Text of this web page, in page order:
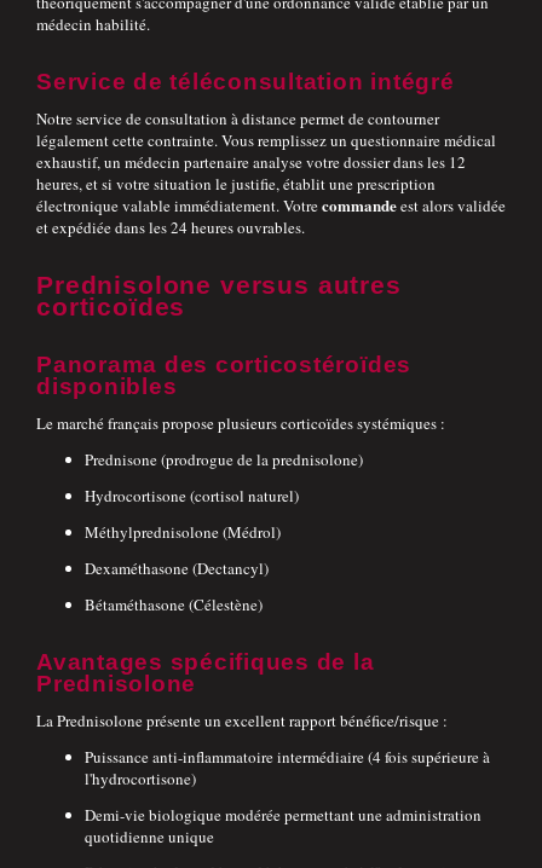
médecin habilité.
Service de téléconsultation intégré
Notre service de consultation à distance permet de contourner
légalement cette contrainte. Vous remplissez un questionnaire médical
exhaustif, un médecin partenaire analyse votre dossier dans les 12
heures, et si votre situation le justifie, établit une prescription
électronique valable immédiatement. Votrecommandeest alors validée
et expédiée dans les 24 heures ouvrables.
Prednisolone versus autres
corticoïdes
Panorama des corticostéroïdes
disponibles
Le marché français propose plusieurs corticoïdes systémiques :
Prednisone (prodrogue de la prednisolone)
Hydrocortisone (cortisol naturel)
Méthylprednisolone (Médrol)
Dexaméthasone (Dectancyl)
Bétaméthasone (Célestène)
Avantages spécifiques de la
Prednisolone
La Prednisolone présente un excellent rapport bénéfice/risque :
Puissance anti-inflammatoire intermédiaire (4 fois supérieure à
l'hydrocortisone)
Demi-vie biologique modérée permettant une administration
quotidienne unique